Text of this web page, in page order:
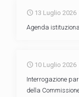
13 Luglio 2026
Agenda
10 Luglio 2026
Interrogazione
della